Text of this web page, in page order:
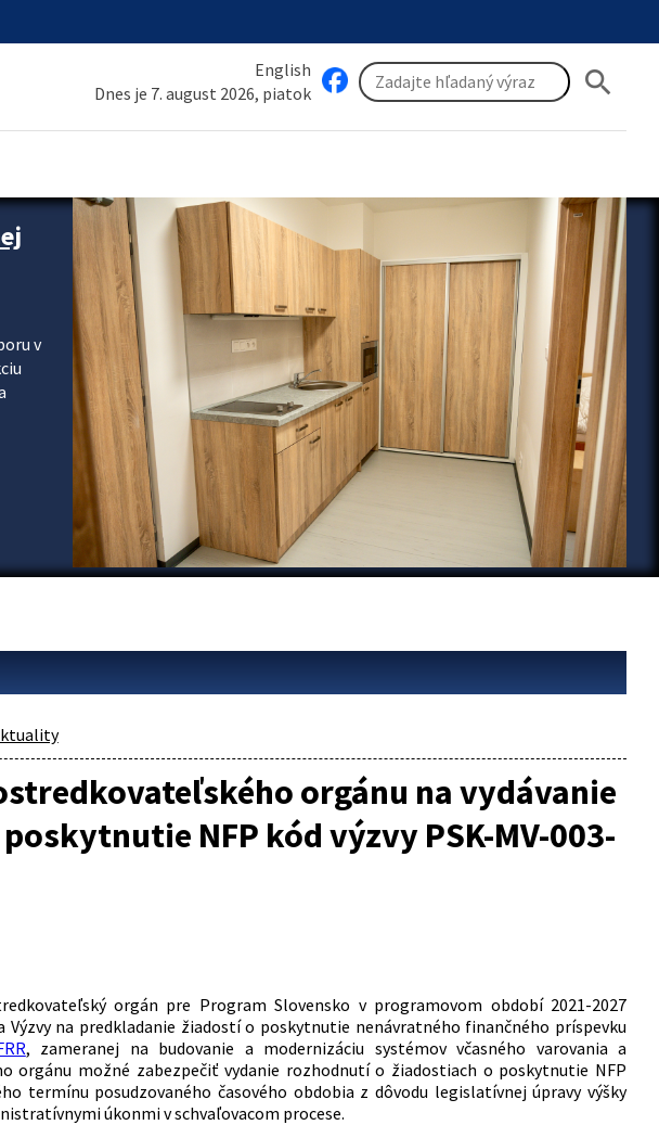
English
Dnes je 7. august 2026, piatok
search
v
orgánu na vydávanie
NFP kód výzvy PSK-MV-003-
orgán pre Program Slovensko v programovom období 2021-2027
na predkladanie žiadostí o poskytnutie nenávratného finančného príspevku
, zameranej na budovanie a modernizáciu systémov včasného varovania a
orgánu možné zabezpečiť vydanie rozhodnutí o žiadostiach o poskytnutie NFP
termínu posudzovaného časového obdobia z dôvodu legislatívnej úpravy výšky
úkonmi v schvaľovacom procese.